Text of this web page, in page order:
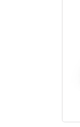
Giorgio